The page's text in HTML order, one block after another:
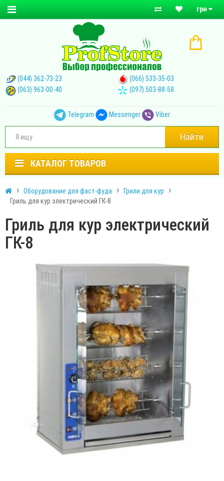
грн
(044) 362-73-23
(066) 533-35-03
(063) 963-00-40
(097) 503-88-58
Telegram Messenger Viber
Найти
КАТАЛОГ ТОВАРОВ
Оборудование для фаст-фуда
Грили для кур
Гриль для кур электрический ГК-8
Гриль для кур электрический
ГК-8